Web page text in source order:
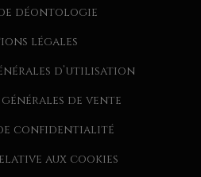
déontologie
légales
d’utilisation
de vente
confidentialité
aux cookies